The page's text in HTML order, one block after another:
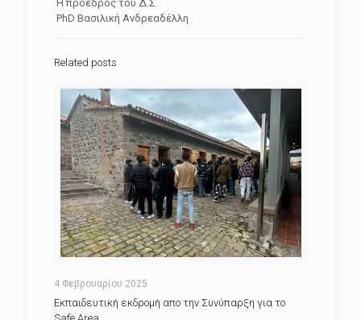
Η πρόεδρος του Δ.Σ.
PhD Βασιλική Ανδρεαδέλλη
Related posts
4 Φεβρουαρίου 2025
Εκπαιδευτική εκδρομή απο την Συνύπαρξη για το